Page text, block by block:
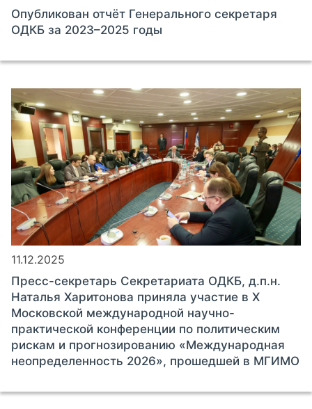
Опубликован отчёт Генерального секретаря
ОДКБ за 2023–2025 годы
11.12.2025
Пресс-секретарь Секретариата ОДКБ, д.п.н.
Наталья Харитонова приняла участие в X
Московской международной научно-
практической конференции по политическим
рискам и прогнозированию «Международная
неопределенность 2026», прошедшей в МГИМО